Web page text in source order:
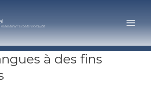
Main
à des fins